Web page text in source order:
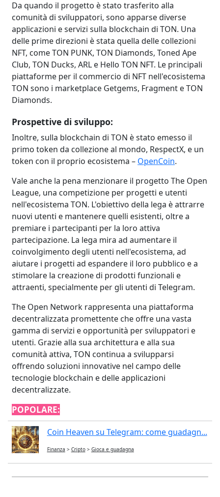
Da quando il progetto è stato trasferito alla
comunità di sviluppatori, sono apparse diverse
applicazioni e servizi sulla blockchain di TON. Una
delle prime direzioni è stata quella delle collezioni
NFT, come TON PUNK, TON Diamonds, Toned Ape
Club, TON Ducks, ARL e Hello TON NFT. Le principali
piattaforme per il commercio di NFT nell'ecosistema
TON sono i marketplace Getgems, Fragment e TON
Diamonds.
Prospettive di sviluppo:
Inoltre, sulla blockchain di TON è stato emesso il
primo token da collezione al mondo, RespectX, e un
token con il proprio ecosistema – OpenCoin.
Vale anche la pena menzionare il progetto The Open
League, una competizione per progetti e utenti
nell'ecosistema TON. L'obiettivo della lega è attrarre
nuovi utenti e mantenere quelli esistenti, oltre a
premiare i partecipanti per la loro attiva
partecipazione. La lega mira ad aumentare il
coinvolgimento degli utenti nell'ecosistema, ad
aiutare i progetti ad espandere il loro pubblico e a
stimolare la creazione di prodotti funzionali e
attraenti, specialmente per gli utenti di Telegram.
The Open Network rappresenta una piattaforma
decentralizzata promettente che offre una vasta
gamma di servizi e opportunità per sviluppatori e
utenti. Grazie alla sua architettura e alla sua
comunità attiva, TON continua a svilupparsi
offrendo soluzioni innovative nel campo delle
tecnologie blockchain e delle applicazioni
decentralizzate.
POPOLARE:
Coin Heaven su Telegram: come guadagn...
Finanza > Cripto > Gioca e guadagna